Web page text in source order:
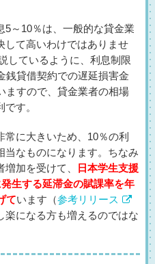
5～10％は、一般的な貸金業
して高いわけではありませ
しているように、利息制限
銭貸借契約での遅延損害金
ますので、貸金業者の相場
す。
に大きいため、10％の利
当なものになります。ちなみ
加を受けて、
日本学生支援
生する延滞金の賦課率を年
ています（参考リリース
楽になる方も増えるのではな